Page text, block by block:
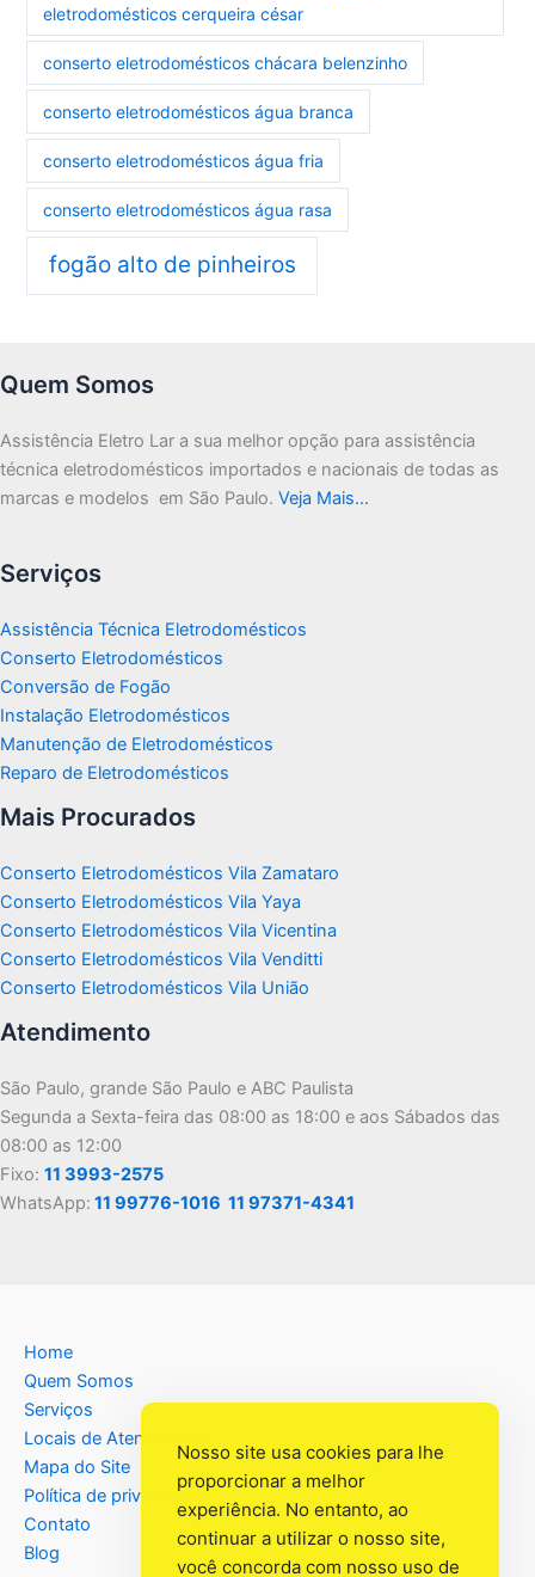
eletrodomésticos cerqueira césar
conserto eletrodomésticos chácara belenzinho
conserto eletrodomésticos água branca
conserto eletrodomésticos água fria
conserto eletrodomésticos água rasa
fogão alto de pinheiros
Quem Somos
Assistência Eletro Lar a sua melhor opção para assistência
técnica eletrodomésticos importados e nacionais de todas as
marcas e modelos em São Paulo. Veja Mais…
Serviços
Assistência Técnica Eletrodomésticos
Conserto Eletrodomésticos
Conversão de Fogão
Instalação Eletrodomésticos
Manutenção de Eletrodomésticos
Reparo de Eletrodomésticos
Mais Procurados
Conserto Eletrodomésticos Vila Zamataro
Conserto Eletrodomésticos Vila Yaya
Conserto Eletrodomésticos Vila Vicentina
Conserto Eletrodomésticos Vila Venditti
Conserto Eletrodomésticos Vila União
Atendimento
São Paulo, grande São Paulo e ABC Paulista
Segunda a Sexta-feira das 08:00 as 18:00 e aos Sábados das
08:00 as 12:00
Fixo: 11 3993-2575
WhatsApp: 11 99776-1016 11 97371-4341
Home
Quem Somos
Serviços
Locais de Atendimento
Mapa do Site
Política de privacidade
Contato
Blog
Nosso site usa cookies para lhe
proporcionar a melhor
experiência. No entanto, ao
continuar a utilizar o nosso site,
você concorda com nosso uso de